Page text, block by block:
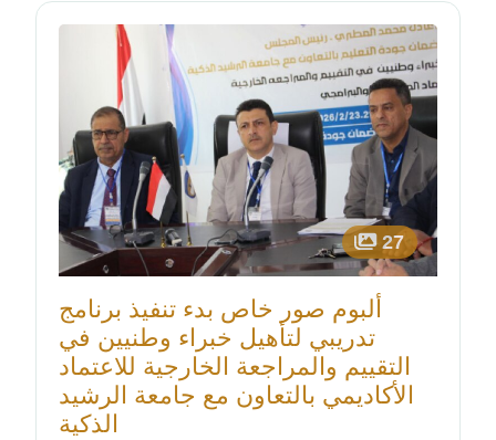
27
ألبوم صور خاص بدء تنفيذ برنامج
تدريبي لتأهيل خبراء وطنيين في
التقييم والمراجعة الخارجية للاعتماد
الأكاديمي بالتعاون مع جامعة الرشيد
الذكية